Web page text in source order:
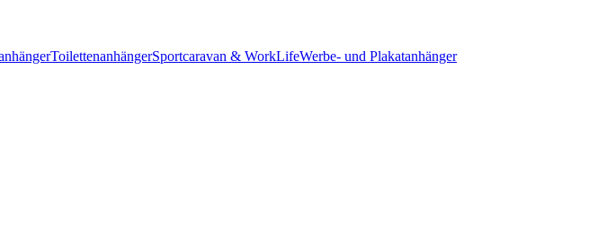
ToilettenanhängerSportcaravan & WorkLifeWerbe- und Plakatanhänger